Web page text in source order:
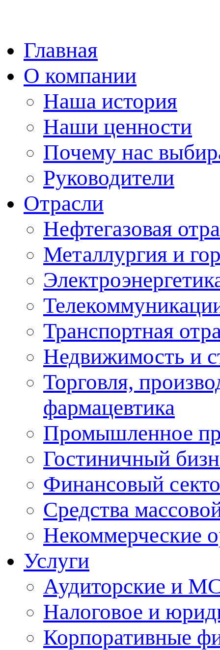
Главная
О компании
Наша история
Наши ценности
Почему нас
Руководители
Отрасли
Нефтегазовая
Металлургия и
Транспортная
Недвижимость и
Торговля,
фармацевтика
Промышленное
Гостиничный
Финансовый
Средства
Некоммерческие
Услуги
Аудиторские и
Налоговое и
Корпоративные